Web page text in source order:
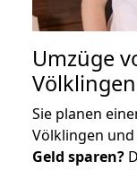
Umzüge
Sie planen
Völklingen
Geld sparen?